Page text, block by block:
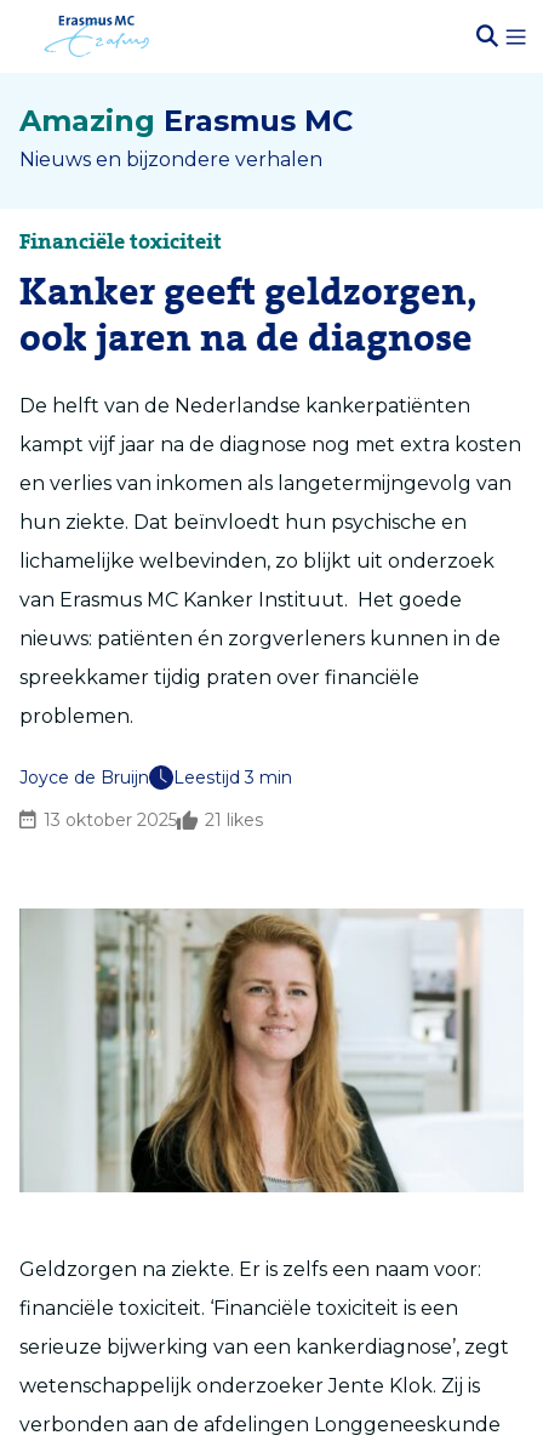
Amazing Erasmus MC
Nieuws en bijzondere verhalen
Financiële toxiciteit
Kanker geeft geldzorgen,
ook jaren na de diagnose
De helft van de Nederlandse kankerpatiënten
kampt vijf jaar na de diagnose nog met extra kosten
en verlies van inkomen als langetermijngevolg van
hun ziekte. Dat beïnvloedt hun psychische en
lichamelijke welbevinden, zo blijkt uit onderzoek
van Erasmus MC Kanker Instituut. Het goede
nieuws: patiënten én zorgverleners kunnen in de
spreekkamer tijdig praten over financiële
problemen.
Joyce de Bruijn
Leestijd 3 min
13 oktober 2025
21 likes
Geldzorgen na ziekte. Er is zelfs een naam voor:
financiële toxiciteit. ‘Financiële toxiciteit is een
serieuze bijwerking van een kankerdiagnose’, zegt
wetenschappelijk onderzoeker Jente Klok. Zij is
verbonden aan de afdelingen Longgeneeskunde